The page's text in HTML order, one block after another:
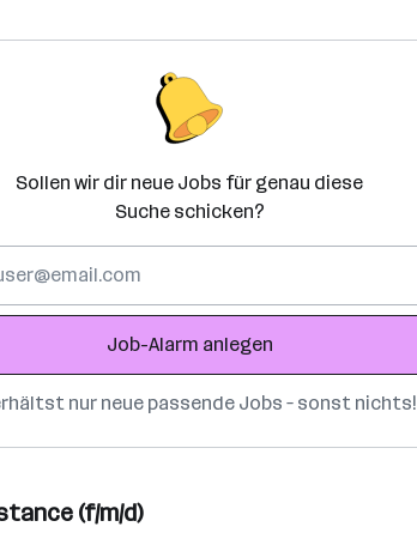
Sollen wir dir neue Jobs für genau diese
Suche schicken?
Job-Alarm anlegen
nur neue passende Jobs – sonst nichts!
(f/m/d)